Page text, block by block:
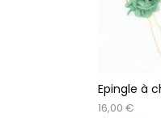
Epingle à
16,00 €